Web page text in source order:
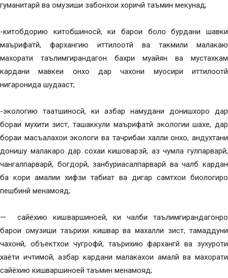
гуманитарй ва омузиши забонхои хоричй таъмин мекунад;
-китобдорию китобшиносй, ки барои боло бурдани шавки
маърифатй, фархангию иттилоотй ва такмили малакаю
махорати таълимгирандагон бахри муайян ва мустахкам
кардани мавкеи онхо дар чахони муосири иттилоотй
нигаронида шудааст;
-экологию таатшиносй, ки азбар намудани донишхоро дар
бораи мухити зист, ташаккули маърифатй экологии шахе, дар
бораи масъалахои экологи ва тачрибаи халли онхо, андухтани
донишу малакаро дар сохаи кишоварзй, аз чумла гулпарварй,
чангалпарварй, богдорй, занбуриасалпарварй ва чалб кардан
ба кори амалии хифзи табиат ва дигар самтхои биологиро
пешбинй менамояд;
— сайёхию кишваршиноей, ки чалби таълимгирандагонро
барои омузиши таърихи кишвар ва махалли зист, тамаддуни
чахонй, объектхои чугрофй, таърихию фархангй ва зухуроти
хаёти ичтимой, азбар кардани малакахои амалй ва махорати
сайёхию кишваршиноей таъмин менамояд;